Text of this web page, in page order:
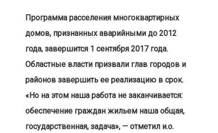
Программа расселения многоквартирных
домов, признанных аварийными до 2012
года, завершится 1 сентября 2017 года.
Областные власти призвали глав городов и
районов завершить ее реализацию в срок.
«Но на этом наша работа не заканчивается:
обеспечение граждан жильем наша общая,
государственная, задача», — отметил и.о.